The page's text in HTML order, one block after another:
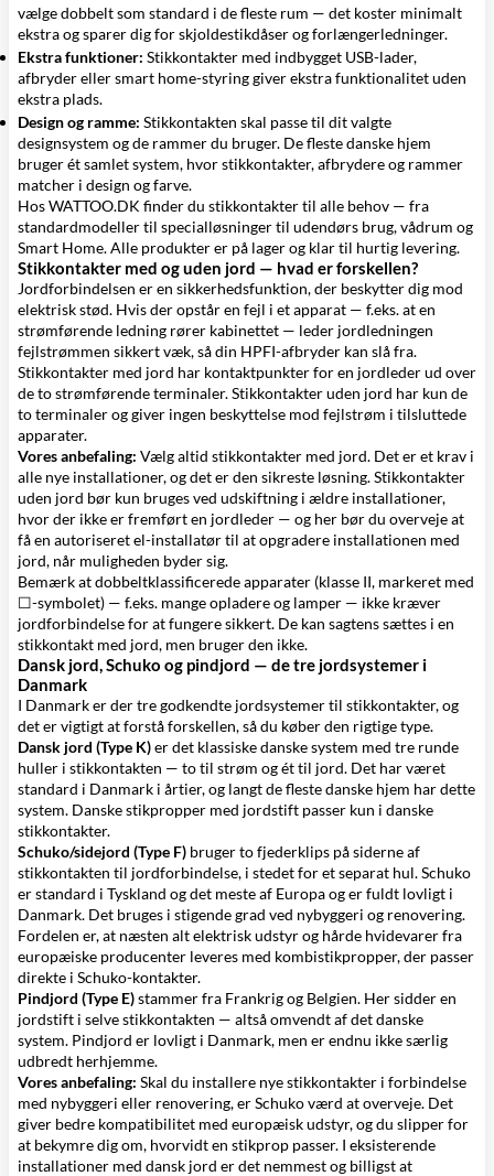
vælge dobbelt som standard i de fleste rum — det koster minimalt
ekstra og sparer dig for skjoldestikdåser og forlængerledninger.
Ekstra funktioner: Stikkontakter med indbygget USB-lader,
afbryder eller smart home-styring giver ekstra funktionalitet uden
ekstra plads.
Design og ramme: Stikkontakten skal passe til dit valgte
designsystem og de rammerdu bruger. De fleste danske hjem
bruger ét samlet system, hvor stikkontakter,afbrydereog rammer
matcher i design og farve.
Hos WATTOO.DK finder du stikkontakter til alle behov — fra
standardmodeller til specialløsninger til udendørs brug, vådrum og
Smart Home. Alle produkter er på lager og klar til hurtig levering.
Stikkontakter med og uden jord — hvad er forskellen?
Jordforbindelsen er en sikkerhedsfunktion, der beskytter dig mod
elektrisk stød. Hvis der opstår en fejl i et apparat — f.eks. at en
strømførende ledning rører kabinettet — leder jordledningen
fejlstrømmen sikkert væk, så din HPFI-afbryder kan slå fra.
Stikkontakter med jord har kontaktpunkter for en jordleder ud over
de to strømførende terminaler. Stikkontakter uden jord har kun de
to terminaler og giver ingen beskyttelse mod fejlstrøm i tilsluttede
apparater.
Vores anbefaling: Vælg altid stikkontakter med jord. Det er et krav i
alle nye installationer, og det er den sikreste løsning. Stikkontakter
uden jord bør kun bruges ved udskiftning i ældre installationer,
hvor der ikke er fremført en jordleder — og her bør du overveje at
få en autoriseret el-installatør til at opgradere installationen med
jord, når muligheden byder sig.
Bemærk at dobbeltklassificerede apparater (klasse II, markeret med
☐-symbolet) — f.eks. mange opladere og lamper — ikke kræver
jordforbindelse for at fungere sikkert. De kan sagtens sættes i en
stikkontakt med jord, men bruger den ikke.
Dansk jord, Schuko og pindjord — de tre jordsystemer i
Danmark
I Danmark er der tre godkendte jordsystemer til stikkontakter, og
det er vigtigt at forstå forskellen, så du køber den rigtige type.
Dansk jord (Type K)er det klassiske danske system med tre runde
huller i stikkontakten — to til strøm og ét til jord. Det har været
standard i Danmark i årtier, og langt de fleste danske hjem har dette
system. Danske stikpropper med jordstift passer kun i danske
stikkontakter.
Schuko/sidejord (Type F) bruger to fjederklips på siderne af
stikkontakten til jordforbindelse, i stedet for et separat hul. Schuko
er standard i Tyskland og det meste af Europa og er fuldt lovligt i
Danmark. Det bruges i stigende grad ved nybyggeri og renovering.
Fordelen er, at næsten alt elektrisk udstyr og hårde hvidevarer fra
europæiske producenter leveres med kombistikpropper, der passer
direkte i Schuko-kontakter.
Pindjord (Type E)stammer fra Frankrig og Belgien. Her sidder en
jordstift i selve stikkontakten — altså omvendt af det danske
system. Pindjord er lovligt i Danmark, men er endnu ikke særlig
udbredt herhjemme.
Vores anbefaling: Skal du installere nye stikkontakter i forbindelse
med nybyggeri eller renovering, er Schuko værd at overveje. Det
giver bedre kompatibilitet med europæisk udstyr, og du slipper for
at bekymre dig om, hvorvidt en stikprop passer. I eksisterende
installationer med dansk jord er det nemmest og billigst at